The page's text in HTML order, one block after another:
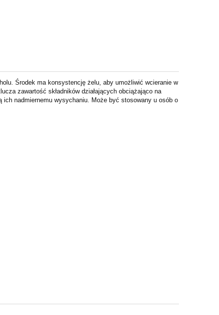
Środek ma konsystencję żelu, aby umożliwić wcieranie w
zawartość składników działających obciążająco na
ich nadmiernemu wysychaniu. Może być stosowany u osób o